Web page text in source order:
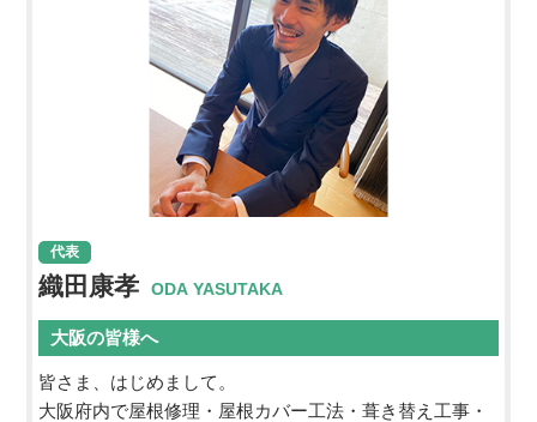
代表
織田康孝 ODA YASUTAKA
大阪の皆様へ
皆さま、はじめまして。
大阪府内で屋根修理・屋根カバー工法・葺き替え工事・